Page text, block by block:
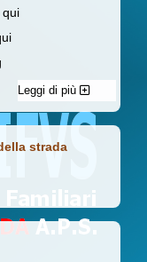
qui
Leggi di più
strada